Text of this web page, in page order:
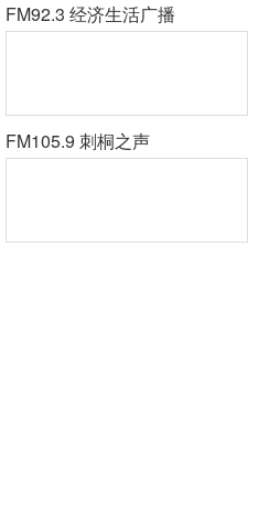
FM92.3 经济生活广播
FM105.9 刺桐之声